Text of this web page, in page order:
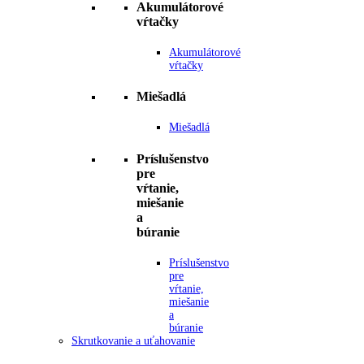
Akumulátorové
vŕtačky
Akumulátorové
vŕtačky
Miešadlá
Miešadlá
Príslušenstvo
pre
vŕtanie,
miešanie
a
búranie
Príslušenstvo
pre
vŕtanie,
miešanie
a
búranie
Skrutkovanie a uťahovanie